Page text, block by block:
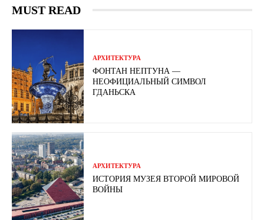
MUST READ
АРХИТЕКТУРА
ФОНТАН НЕПТУНА —
НЕОФИЦИАЛЬНЫЙ СИМВОЛ
ГДАНЬСКА
АРХИТЕКТУРА
ИСТОРИЯ МУЗЕЯ ВТОРОЙ МИРОВОЙ
ВОЙНЫ